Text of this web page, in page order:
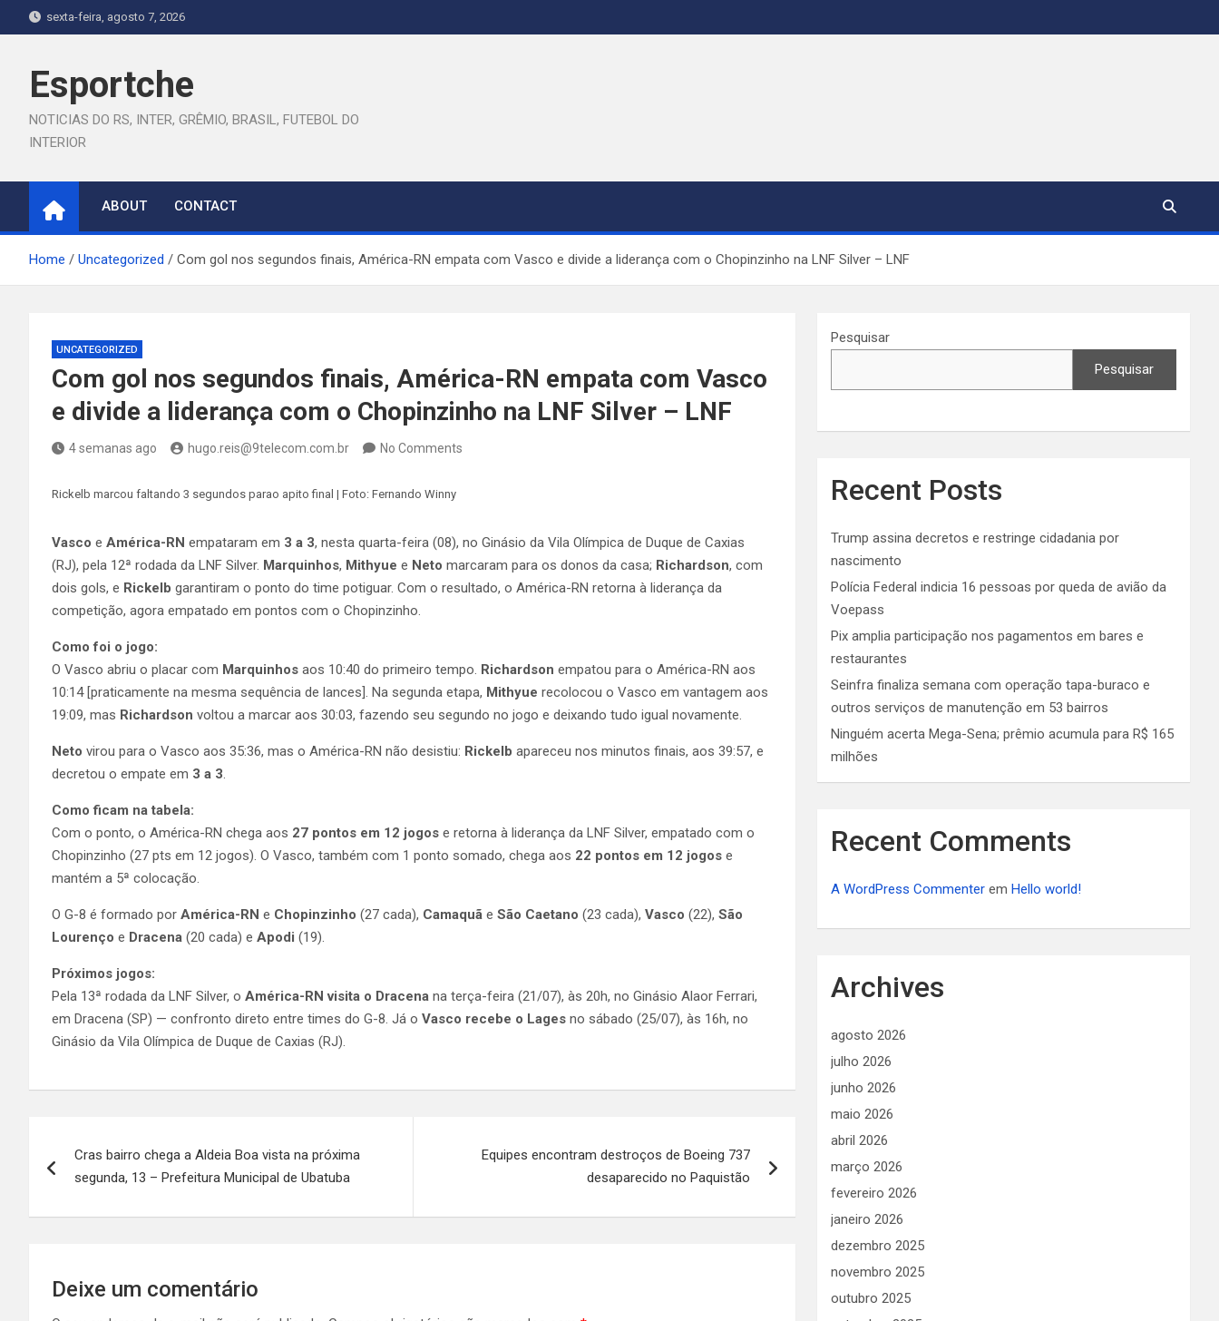
to
sexta-feira, agosto 7, 2026
Esportche
NOTICIAS DO RS, INTER, GRÊMIO, BRASIL, FUTEBOL DO
INTERIOR
ABOUT CONTACT
Home Uncategorized Com gol nos segundos finais, América-RN empata com Vasco e divide a liderança com o Chopinzinho na LNF Silver – LNF
UNCATEGORIZED
Com gol nos segundos finais, América-RN empata com Vasco
e divide a liderança com o Chopinzinho na LNF Silver – LNF
4 semanas ago hugo.reis@9telecom.com.br No Comments
Rickelb marcou faltando 3 segundos parao apito final | Foto: Fernando Winny
Vasco e América-RN empataram em 3 a 3, nesta quarta-feira (08), no Ginásio da Vila Olímpica de Duque de Caxias
(RJ), pela 12ª rodada da LNF Silver. Marquinhos, Mithyue e Neto marcaram para os donos da casa; Richardson, com
dois gols, e Rickelb garantiram o ponto do time potiguar. Com o resultado, o América-RN retorna à liderança da
competição, agora empatado em pontos com o Chopinzinho.
Como foi o jogo:
O Vasco abriu o placar com Marquinhos aos 10:40 do primeiro tempo. Richardson empatou para o América-RN aos
10:14 [praticamente na mesma sequência de lances]. Na segunda etapa, Mithyue recolocou o Vasco em vantagem aos
19:09, mas Richardson voltou a marcar aos 30:03, fazendo seu segundo no jogo e deixando tudo igual novamente.
Neto virou para o Vasco aos 35:36, mas o América-RN não desistiu: Rickelb apareceu nos minutos finais, aos 39:57, e
decretou o empate em 3 a 3.
Como ficam na tabela:
Com o ponto, o América-RN chega aos 27 pontos em 12 jogos e retorna à liderança da LNF Silver, empatado com o
Chopinzinho (27 pts em 12 jogos). O Vasco, também com 1 ponto somado, chega aos 22 pontos em 12 jogos e
mantém a 5ª colocação.
O G-8 é formado por América-RN e Chopinzinho (27 cada), Camaquã e São Caetano (23 cada), Vasco (22), São
Lourenço e Dracena (20 cada) e Apodi (19).
Próximos jogos:
Pela 13ª rodada da LNF Silver, o América-RN visita o Dracena na terça-feira (21/07), às 20h, no Ginásio Alaor Ferrari,
em Dracena (SP) — confronto direto entre times do G-8. Já o Vasco recebe o Lages no sábado (25/07), às 16h, no
Ginásio da Vila Olímpica de Duque de Caxias (RJ).
de
Post
Cras bairro chega a Aldeia Boa vista na próxima
segunda, 13 – Prefeitura Municipal de Ubatuba
Equipes encontram destroços de Boeing 737
desaparecido no Paquistão
Deixe um comentário
Pesquisar
Pesquisar
Recent Posts
Trump assina decretos e restringe cidadania por
nascimento
Polícia Federal indicia 16 pessoas por queda de avião da
Voepass
Pix amplia participação nos pagamentos em bares e
restaurantes
Seinfra finaliza semana com operação tapa-buraco e
outros serviços de manutenção em 53 bairros
Ninguém acerta Mega-Sena; prêmio acumula para R$ 165
milhões
Recent Comments
A WordPress Commenter emHello world!
Archives
agosto 2026
julho 2026
junho 2026
maio 2026
abril 2026
março 2026
fevereiro 2026
janeiro 2026
dezembro 2025
novembro 2025
outubro 2025